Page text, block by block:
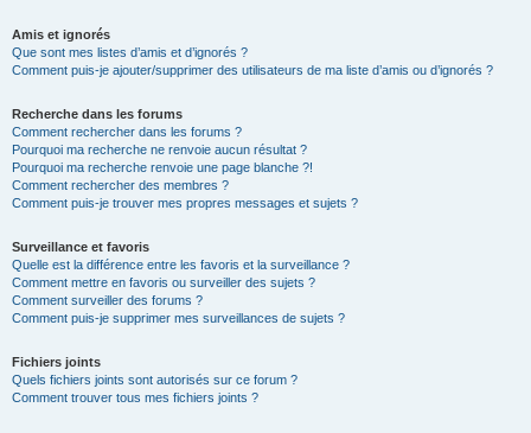
Amis et ignorés
Que sont mes listes d’amis et d’ignorés ?
Comment puis-je ajouter/supprimer des utilisateurs de ma liste d’amis ou d’ignorés ?
Recherche dans les forums
Comment rechercher dans les forums ?
Pourquoi ma recherche ne renvoie aucun résultat ?
Pourquoi ma recherche renvoie une page blanche ?!
Comment rechercher des membres ?
Comment puis-je trouver mes propres messages et sujets ?
Surveillance et favoris
Quelle est la différence entre les favoris et la surveillance ?
Comment mettre en favoris ou surveiller des sujets ?
Comment surveiller des forums ?
Comment puis-je supprimer mes surveillances de sujets ?
Fichiers joints
Quels fichiers joints sont autorisés sur ce forum ?
Comment trouver tous mes fichiers joints ?